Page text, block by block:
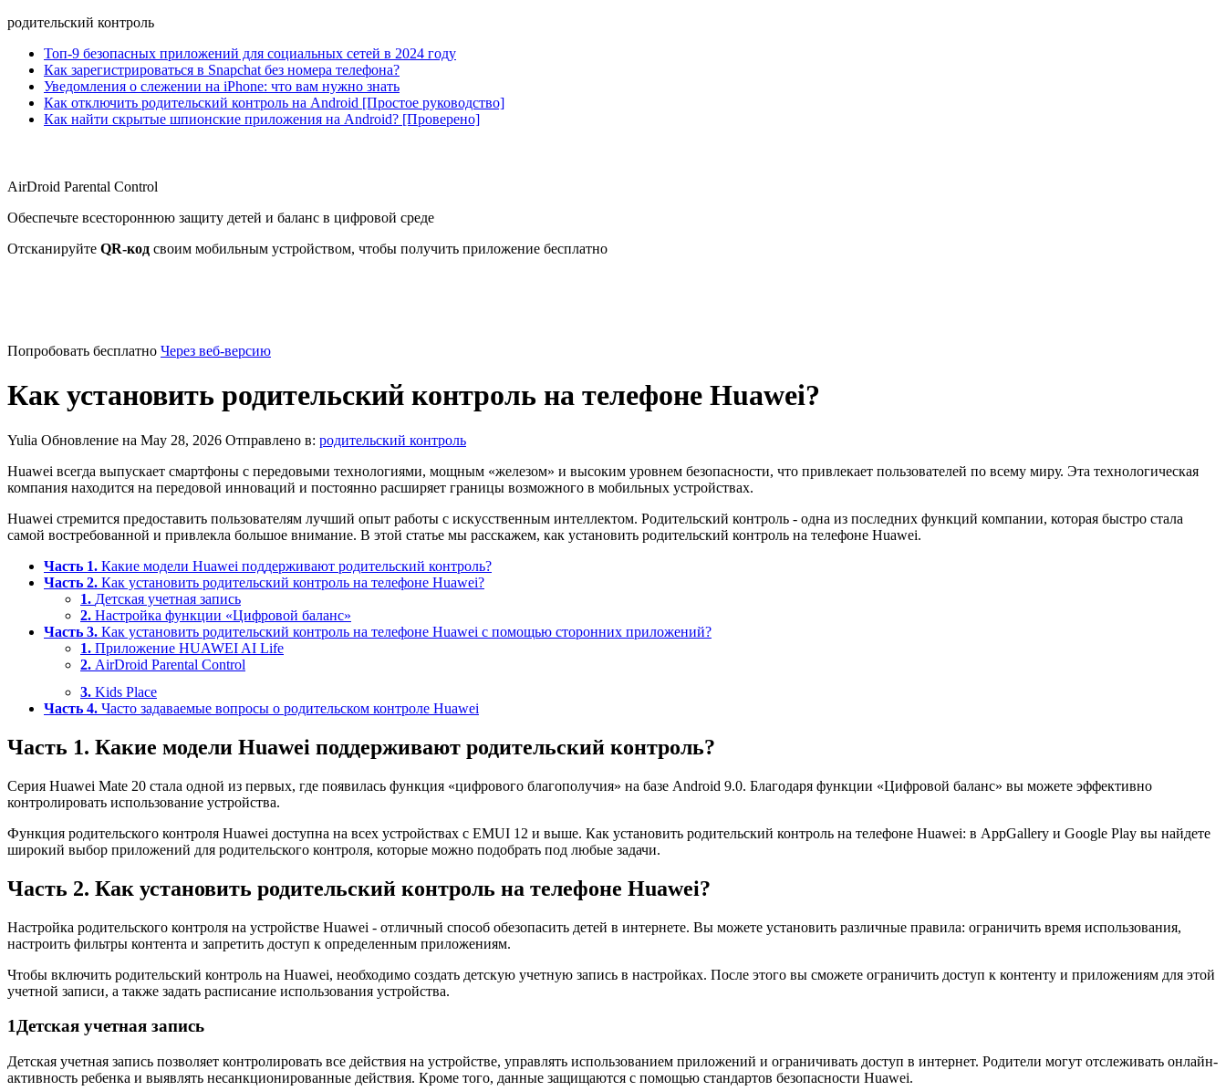
родительский контроль
Топ-9 безопасных приложений для социальных сетей в 2024 году
Как зарегистрироваться в Snapchat без номера телефона?
Уведомления о слежении на iPhone: что вам нужно знать
Как отключить родительский контроль на Android [Простое руководство]
Как найти скрытые шпионские приложения на Android? [Проверено]
AirDroid Parental Control
Обеспечьте всестороннюю защиту детей и баланс в цифровой среде
Отсканируйте QR-код своим мобильным устройством, чтобы получить приложение бесплатно
Попробовать бесплатно Через веб-версию
Как установить родительский контроль на телефоне Huawei?
Yulia Обновление на May 28, 2026 Отправлено в: родительский контроль
Huawei всегда выпускает смартфоны с передовыми технологиями, мощным «железом» и высоким уровнем безопасности, что привлекает пользователей по всему миру. Эта технологическая
компания находится на передовой инноваций и постоянно расширяет границы возможного в мобильных устройствах.
Huawei стремится предоставить пользователям лучший опыт работы с искусственным интеллектом. Родительский контроль - одна из последних функций компании, которая быстро стала
самой востребованной и привлекла большое внимание. В этой статье мы расскажем, как установить родительский контроль на телефоне Huawei.
Часть 1. Какие модели Huawei поддерживают родительский контроль?
Часть 2. Как установить родительский контроль на телефоне Huawei?
1. Детская учетная запись
2. Настройка функции «Цифровой баланс»
Часть 3. Как установить родительский контроль на телефоне Huawei с помощью сторонних приложений?
1. Приложение HUAWEI AI Life
2. AirDroid Parental Control
3. Kids Place
Часть 4. Часто задаваемые вопросы о родительском контроле Huawei
Часть 1. Какие модели Huawei поддерживают родительский контроль?
Серия Huawei Mate 20 стала одной из первых, где появилась функция «цифрового благополучия» на базе Android 9.0. Благодаря функции «Цифровой баланс» вы можете эффективно
контролировать использование устройства.
Функция родительского контроля Huawei доступна на всех устройствах с EMUI 12 и выше. Как установить родительский контроль на телефоне Huawei: в AppGallery и Google Play вы найдете
широкий выбор приложений для родительского контроля, которые можно подобрать под любые задачи.
Часть 2. Как установить родительский контроль на телефоне Huawei?
Настройка родительского контроля на устройстве Huawei - отличный способ обезопасить детей в интернете. Вы можете установить различные правила: ограничить время использования,
настроить фильтры контента и запретить доступ к определенным приложениям.
Чтобы включить родительский контроль на Huawei, необходимо создать детскую учетную запись в настройках. После этого вы сможете ограничить доступ к контенту и приложениям для этой
учетной записи, а также задать расписание использования устройства.
1Детская учетная запись
Детская учетная запись позволяет контролировать все действия на устройстве, управлять использованием приложений и ограничивать доступ в интернет. Родители могут отслеживать онлайн-
активность ребенка и выявлять несанкционированные действия. Кроме того, данные защищаются с помощью стандартов безопасности Huawei.